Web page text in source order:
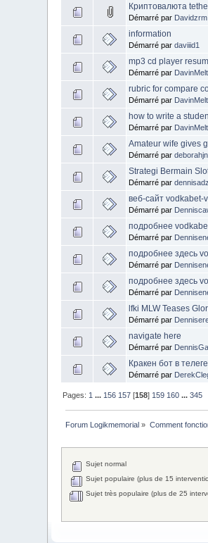
Криптовалюта
Démarré par Davidzrm
information
Démarré pardaviiid1
mp3 cd player
Démarré par DavinMelt
rubric for compare
Démarré par DavinMelt
how to write a
Démarré par DavinMelt
Amateur wife gives
Démarré par
Strategi Bermain
Démarré par
веб-сайт vodkabet-
Démarré par
подробнее
Démarré par
подробнее здесь
Démarré par
подробнее здесь
Démarré par
lfki MLW Teases
Démarré par
navigate here
Démarré par
Кракен бот в
Démarré par
Pages: 1 ... 156 157 [158] 159 160 ...345
Forum Logikmemorial » Comment
Sujet normal
Sujet populaire (plus de 15
Sujet très populaire (plus de 25